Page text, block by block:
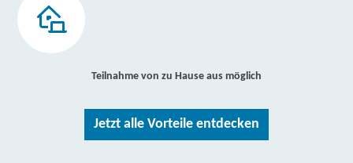
Teilnahme von zu Hause aus möglich
Jetzt alle Vorteile entdecken